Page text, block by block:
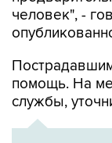
человек", -
помощь. На
службы,